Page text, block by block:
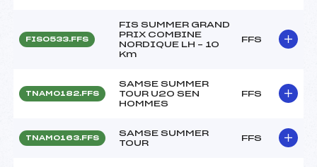
FIS0533.FFS
FIS SUMMER GRAND
PRIX COMBINE
NORDIQUE LH – 10
Km
FFS
TNAM0182.FFS
SAMSE SUMMER
TOUR U20 SEN
HOMMES
FFS
TNAM0163.FFS
SAMSE SUMMER
TOUR
FFS